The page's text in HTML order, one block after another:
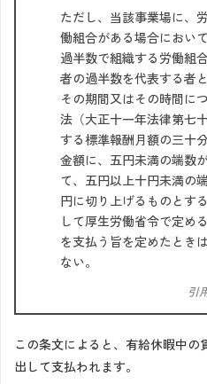
ただし、当該事業場に、
働組合がある場合におい
過半数で組織する労働組
者の過半数を代表する者
その期間又はその時間に
法（大正十一年法律第七
する標準報酬月額の三十
金額に、五円未満の端数
て、五円以上十円未満の
円に切り上げるものとす
して厚生労働省令で定め
を支払う旨を定めたとき
ない。
引
この条文によると、有給休暇中
出して支払われます。